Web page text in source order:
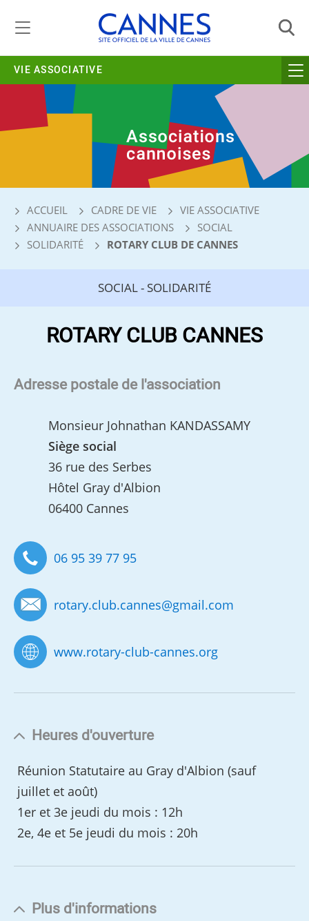
VIE ASSOCIATIVE
ACCUEIL CADRE DE VIE
VIE ASSOCIATIVE
ANNUAIRE DES ASSOCIATIONS
SOCIAL
SOLIDARITÉ
ROTARY CLUB DE CANNES
SOCIAL - SOLIDARITÉ
ROTARY CLUB CANNES
Adresse postale de l'association
Monsieur Johnathan KANDASSAMY
Siège social
36 rue des Serbes
Hôtel Gray d'Albion
06400 Cannes
06 95 39 77 95
rotary.club.cannes@gmail.com
www.rotary-club-cannes.org
Heures d'ouverture
Réunion Statutaire au Gray d'Albion (sauf
juillet et août)
1er et 3e jeudi du mois : 12h
2e, 4e et 5e jeudi du mois : 20h
Plus d'informations